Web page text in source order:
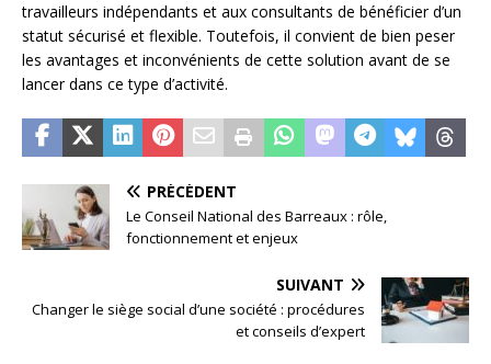
travailleurs indépendants et aux consultants de bénéficier d’un
statut sécurisé et flexible. Toutefois, il convient de bien peser
les avantages et inconvénients de cette solution avant de se
lancer dans ce type d’activité.
PRÉCÉDENT
Le Conseil National des Barreaux : rôle,
fonctionnement et enjeux
SUIVANT
Changer le siège social d’une société : procédures
et conseils d’expert